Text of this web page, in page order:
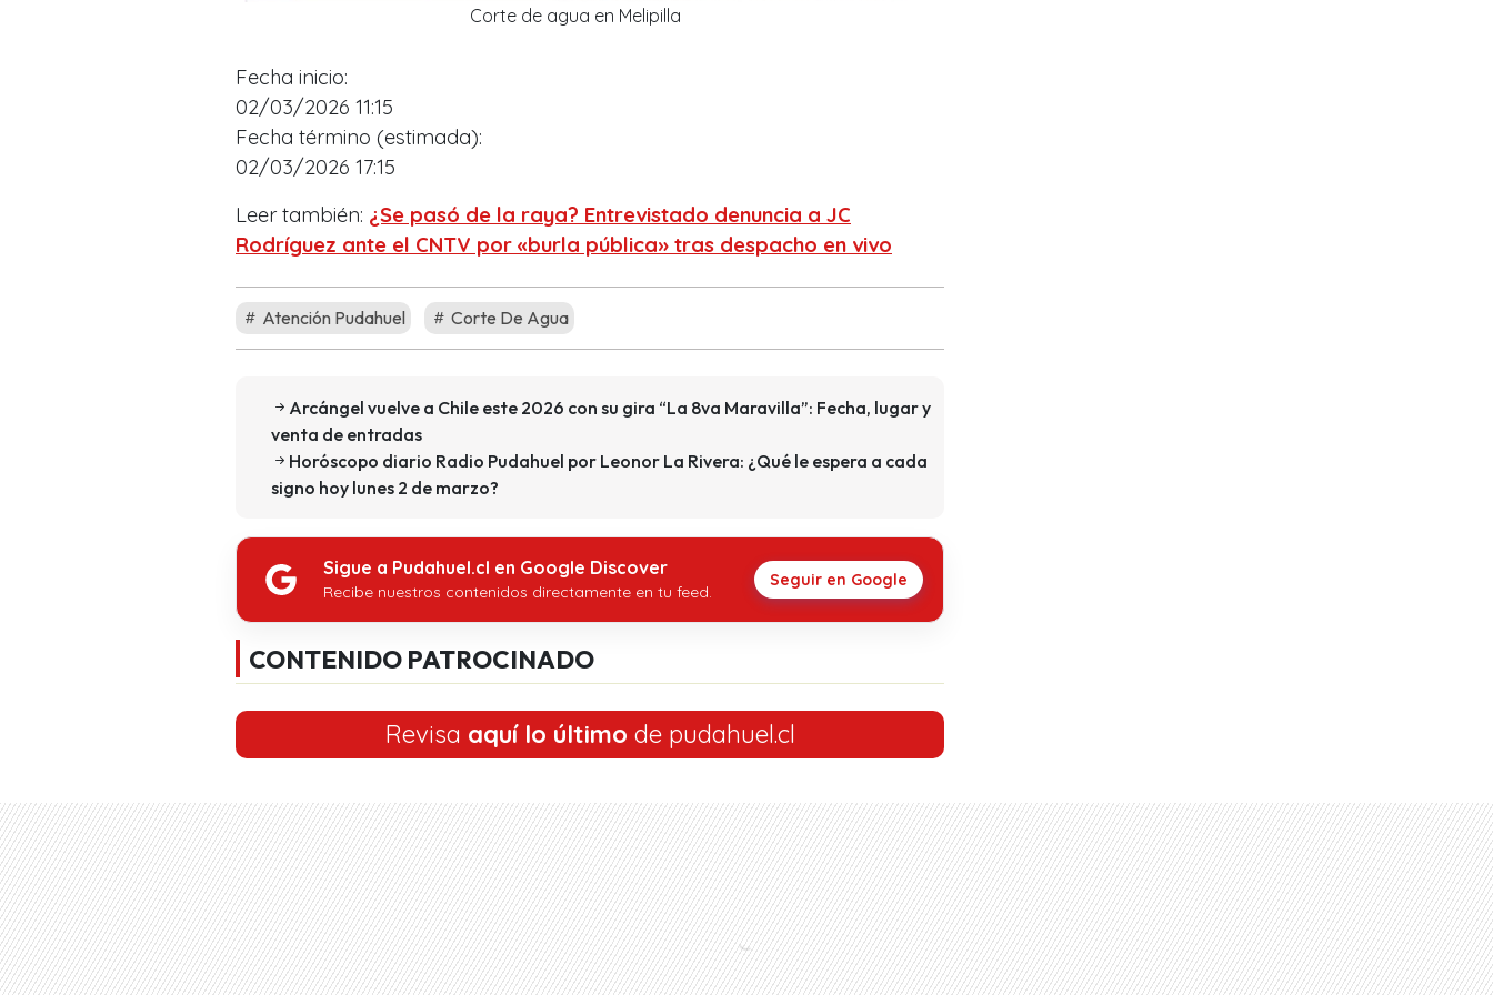
Corte de agua en Melipilla
Fecha inicio:
02/03/2026 11:15
Fecha término (estimada):
02/03/2026 17:15
Leer también: ¿Se pasó de la raya? Entrevistado denuncia a JC
Rodríguez ante el CNTV por «burla pública» tras despacho en vivo
Atención Pudahuel Corte De Agua
Arcángel vuelve a Chile este 2026 con su gira “La 8va Maravilla”: Fecha, lugar y
venta de entradas
Horóscopo diario Radio Pudahuel por Leonor La Rivera: ¿Qué le espera a cada
signo hoy lunes 2 de marzo?
Sigue a Pudahuel.cl en Google Discover
Recibe nuestros contenidos directamente en tu feed.
Seguir en Google
CONTENIDO PATROCINADO
Revisa aquí lo último de pudahuel.cl